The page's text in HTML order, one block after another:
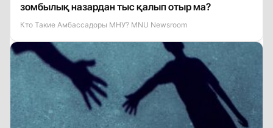
зомбылық назардан тыс қалып отыр ма?
Кто Такие Амбассадоры МНУ? MNU Newsroom